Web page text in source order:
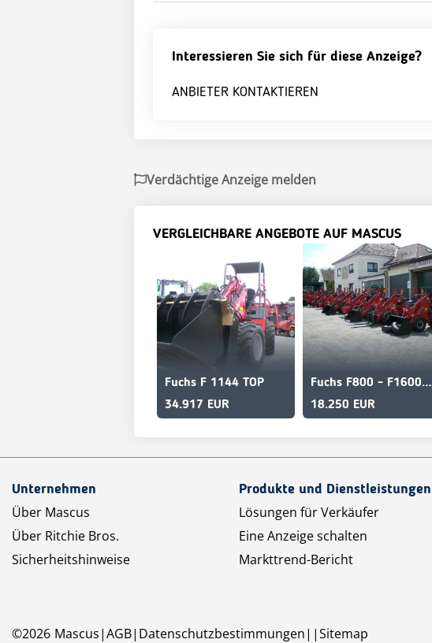
Interessieren Sie sich für diese Anzeige?
ANBIETER KONTAKTIEREN
Verdächtige Anzeige melden
VERGLEICHBARE ANGEBOTE AUF MASCUS
Fuchs F 1144 TOP
34.917 EUR
Fuchs F800 - F1600 mit Österreichpaket
18.250 EUR
Unternehmen
Über Mascus
Über Ritchie Bros.
Sicherheitshinweise
Produkte und Dienstleistungen
Lösungen für Verkäufer
Eine Anzeige schalten
Markttrend-Bericht
©2026 Mascus AGB Datenschutzbestimmungen Sitemap